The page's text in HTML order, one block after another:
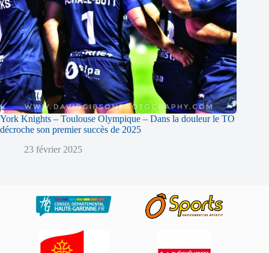
York Knights – Toulouse Olympique – Dans la douleur le TO
décroche son premier succès de 2025
23 février 2025